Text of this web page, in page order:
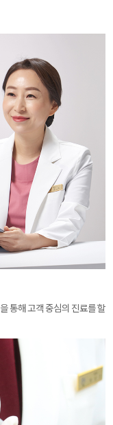
통해 고객 중심의 진료를 할